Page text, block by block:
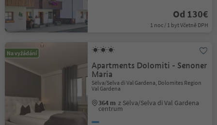
Od 130€
1 noc / 1 byt Včetně DPH
Na vyžádání
Apartments Dolomiti - Senoner
Maria
Sëlva/Selva di Val Gardena, Dolomites Region
Val Gardena
364 m z Sëlva/Selva di Val Gardena
centrum